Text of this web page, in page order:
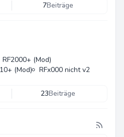
7Beiträge
RF2000+ (Mod)
(Mod)
RFx000 nicht v2
23Beiträge